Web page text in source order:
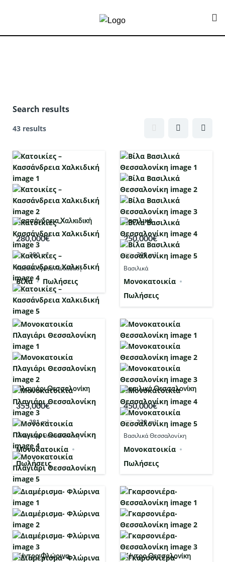
Search results
43 results
Κασσάνδρεια Χαλκιδική
280,000€
280 m²
Κασσάνδρεια Χαλκιδική
Βίλα Πωλήσεις
Βασιλικά
250,000€
300m²
Βασιλικά
Μονοκατοικία
Πωλήσεις
Πλαγιάρι Θεσσαλονίκη
355,000€
281m²
Πλαγιάρι Θεσσαλονίκη
Μονοκατοικία
Πωλήσεις
Βασιλικά Θεσσαλονίκη
450,000€
230m²
Βασιλικά Θεσσαλονίκη
Μονοκατοικία
Πωλήσεις
Κέντρο Φλώρινα Κέντρο Θεσσαλονίκη